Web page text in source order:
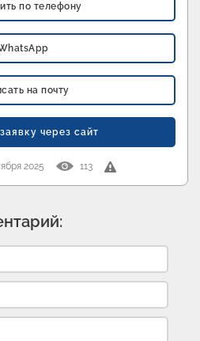
по телефону
на почту
через сайт
2025 113